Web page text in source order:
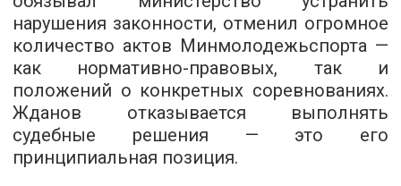
нарушения законности, отменил огромное
количество актов Минмолодежьспорта —
как нормативно-правовых, так и
положений о конкретных соревнованиях.
Жданов отказывается выполнять
судебные решения — это его
принципиальная позиция.